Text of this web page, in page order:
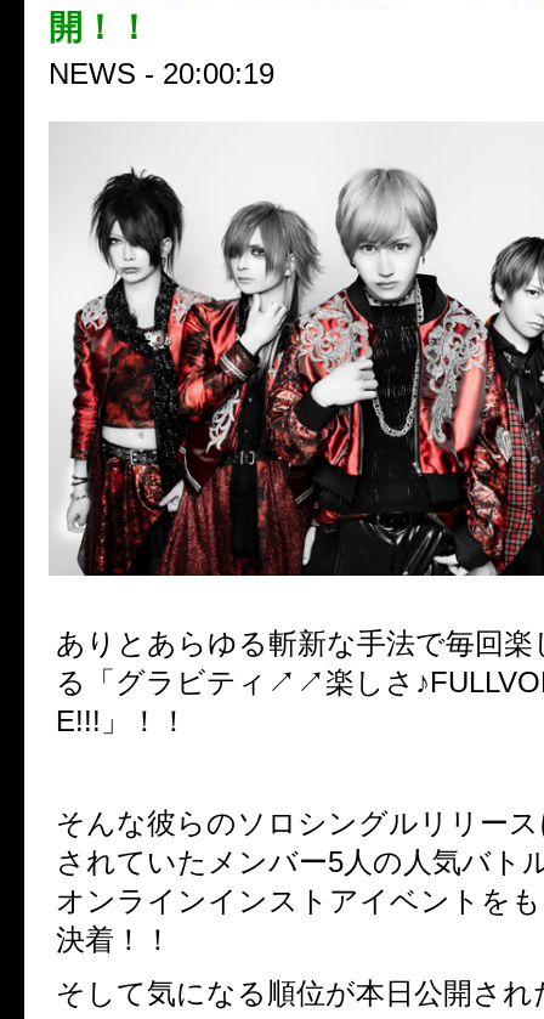
開！！
NEWS - 20:00:19
ありとあらゆる斬新な手法で毎回
る「グラビティ ↗︎↗︎楽しさ♪
E!!!」！！
そんな彼らのソロシングルリリー
されていたメンバー5人の人気バト
オンラインインストアイベントを
決着！！
そして気になる順位が本日公開され